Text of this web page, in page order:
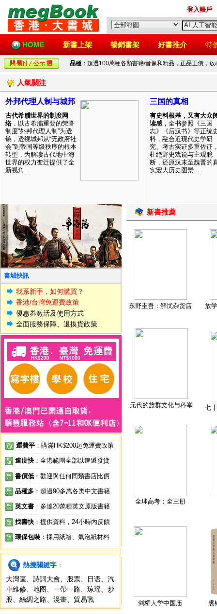
登入帳戶
HOME 新書上架 暢銷書架 好書推介 特
品種 ：超過100萬種各類書籍/音像和精品，正品正價，
人氣關注
外邦代理人制与城邦
古代希腊世界的制度网
络 ，以古希腊重要的荣誉
制度“外邦代理人制”为透
镜，透视城邦从“无政府社
会”到帝国等级秩序的根本
转型，为解读古代地中海
世界的权力变迁提供了全
新视角...
三国的真相
有史料根基，又有大众
读感 ，全书参照《三国
志》《后汉书》等正统
料，融合近现代史学研
究、考古实证多重佐证
杜绝野史戏说与主观臆
断，还原汉末至魏晋的
实宏大历史图景...
書城快訊
我系新手，如何購買？
香港/台灣免運費政策
優惠券激活及使用方式
全面服務保障、退換貨政策
運費平 ：購滿HK$200起免運費政策
速度快 ：全港範圍全部以速遞發貨
書價低 ：歡迎與任何同類書店比價
品種多 ：超過90多萬各类中文書籍
英文書 ：多達20萬種英文原版書籍
找書快 ：提供資料，24小時內反饋
環保包裝 ：採用紙箱、氣泡紙材料
熱搜關鍵字 ：
大灣區
詩詞大會 股票 日语
汽
車維修
地图 一帶一路 琼瑶
炒
股
絲綢之路 漫畫 貿易戰
新書推薦
东野圭吾：解忧杂货店 放
元代的族群文化与科举 七
全球高考：全三册
剑桥大学中国庙 裘